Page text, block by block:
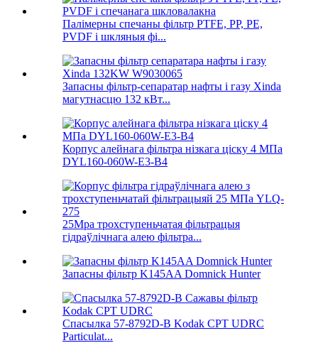
Палімерны спечаны фільтр PTFE, PP, PE,
PVDF і шкляныя фі...
Запасны фільтр-сепаратар нафты і газу Xinda
магутнасцю 132 кВт...
Корпус алейнага фільтра нізкага ціску 4 МПа
DYL160-060W-E3-B4
25Mpa трохступеньчатая фільтрацыя
гідраўлічнага алею фільтра...
Запасны фільтр K145AA Domnick Hunter
Спасылка 57-8792D-B Kodak CPT UDRC
Particulat...